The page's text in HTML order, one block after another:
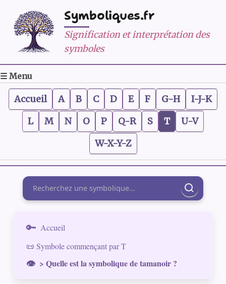
Symboliques.fr
Signification et interprétation des
symboles
☰ Menu
Accueil A B C D E F G-H
I-J-K
L
M N O P Q-R S T
U-V
W-X-Y-Z
Rechercher
Accueil
📜 Symbole commençant par T
> Quelle est la symbolique de tamanoir ?